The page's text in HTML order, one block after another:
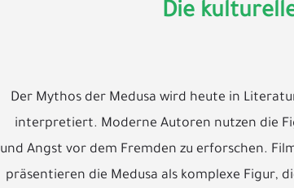
Die
Der Mythos der Medusa wird heute in
interpretiert. Moderne Autoren nutzen die
und Angst vor dem Fremden zu erforschen.
präsentieren die Medusa als komplexe Figur,